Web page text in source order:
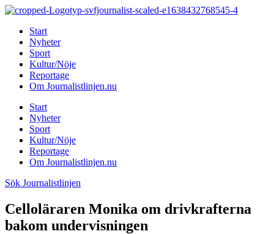
Hoppa
innehållStart
Nyheter
Sport
Kultur/Nöje
Reportage
Om Journalistlinjen.nu
Start
Nyheter
Sport
Kultur/Nöje
Reportage
Om Journalistlinjen.nu
Sök Journalistlinjen
Celloläraren Monika om drivkrafterna
bakom undervisningen